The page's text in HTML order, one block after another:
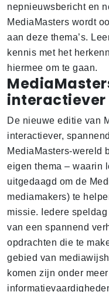
nepnieuwsbericht en
MediaMasters wordt
aan deze thema’s.
kennis met het
hiermee om te gaan.
interactiever
De nieuwe editie van
interactiever,
MediaMasters-wereld
eigen thema – waarin
uitgedaagd om de
mediamakers) te
missie. Iedere
van een spannend
opdrachten die te
gebied van
komen zijn onder